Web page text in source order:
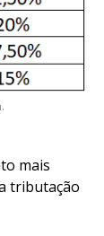
mais
tributação